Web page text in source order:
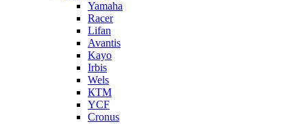
Yamaha
Racer
Lifan
Avantis
Kayo
Irbis
Wels
КТМ
YCF
Cronus